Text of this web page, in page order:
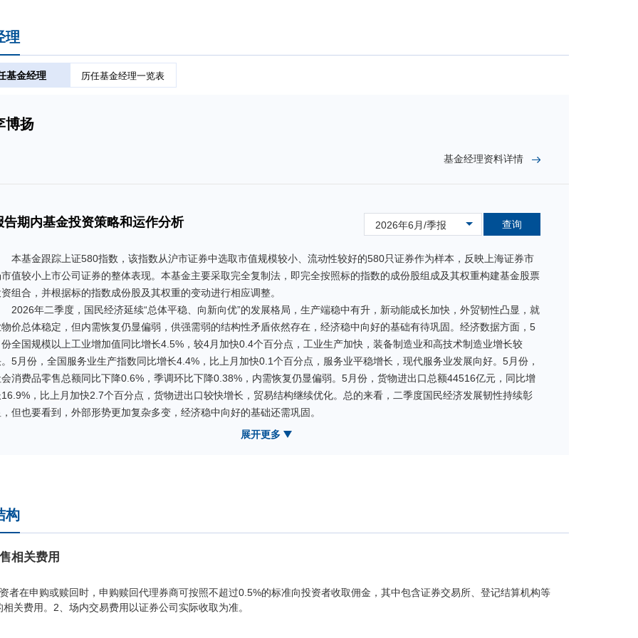
理
基金经理 历任基金经理一览表
博扬
基金经理资料详情
告期内基金投资策略和运作分析 2026年6月/季报 查询
本基金跟踪上证580指数，该指数从沪市证券中选取市值规模较小、流动性较好的580只证券作为样本，反映上海证券市
值较小上市公司证券的整体表现。本基金主要采取完全复制法，即完全按照标的指数的成份股组成及其权重构建基金股票
组合，并根据标的指数成份股及其权重的变动进行相应调整。
2026年二季度，国民经济延续“总体平稳、向新向优”的发展格局，生产端稳中有升，新动能成长加快，外贸韧性凸显，就
价总体稳定，但内需恢复仍显偏弱，供强需弱的结构性矛盾依然存在，经济稳中向好的基础有待巩固。经济数据方面，5
全国规模以上工业增加值同比增长4.5%，较4月加快0.4个百分点，工业生产加快，装备制造业和高技术制造业增长较
5月份，全国服务业生产指数同比增长4.4%，比上月加快0.1个百分点，服务业平稳增长，现代服务业发展向好。5月份，
消费品零售总额同比下降0.6%，季调环比下降0.38%，内需恢复仍显偏弱。5月份，货物进出口总额44516亿元，同比增
，比上月加快2.7个百分点，货物进出口较快增长，贸易结构继续优化。总的来看，二季度国民经济发展韧性持续彰
但也要看到，外部形势更加复杂多变，经济稳中向好的基础还需巩固。
资本市场方面，2026年二季度，A股市场呈现极致结构性分化的运行特征，以AI算力、半导体、存储芯片为核心的科技成
赎变动时，应用指数复制和数量化技术降低冲击成本和减少跟踪误差。
展开更多
构
相关费用
者在申购或赎回时，申购赎回代理券商可按照不超过0.5%的标准向投资者收取佣金，其中包含证券交易所、登记结算机构等
相关费用。2、场内交易费用以证券公司实际收取为准。